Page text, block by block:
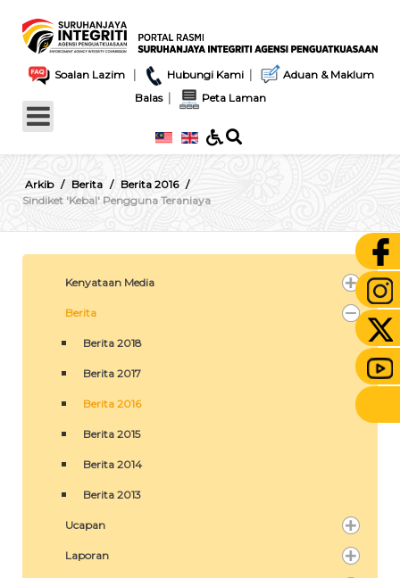
Soalan Lazim | Hubungi Kami |
Aduan & Maklum
Balas| Peta Laman
Arkib Berita
Berita 2016
Sindiket 'Kebal' Pengguna Teraniaya
Kenyataan Media
Berita
Berita 2018
Berita 2017
Berita 2016
Berita 2015
Berita 2014
Berita 2013
Ucapan
Laporan